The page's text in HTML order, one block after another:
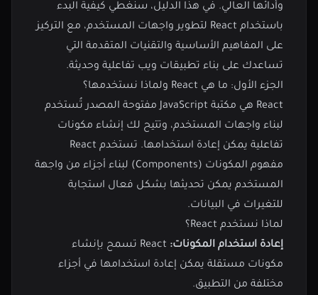
وأدائها العالي. في هذا الدليل، سنغطي كيفية البدء
باستخدام React لتطوير واجهات المستخدم، مع التركيز
على المفاهيم الأساسية والتقنيات المتقدمة التي
تساعدك على بناء تطبيقات ويب تفاعلية وحديثة.
الجزء الأول: ما هي React ولماذا نستخدمها؟
React هي مكتبة JavaScript مفتوحة المصدر تُستخدم
لبناء واجهات المستخدم، وتتيح لك إنشاء مكونات
تفاعلية يمكن إعادة استخدامها. تستخدم React
مفهوم المكونات (Components) لبناء أجزاء من واجهة
المستخدم يمكن تحديثها بشكل فعال استجابة
للتغيرات في البيانات.
لماذا نستخدم React؟
إعادة استخدام المكونات:
React تسمح بإنشاء
مكونات مستقلة يمكن إعادة استخدامها في أجزاء
مختلفة من التطبيق.